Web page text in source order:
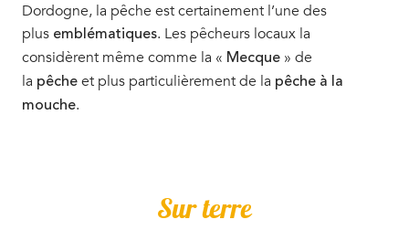
Dordogne, la pêche est certainement l’une des
plus emblématiques. Les pêcheurs locaux la
considèrent même comme la « Mecque » de
la pêche et plus particulièrement de la pêche à la
mouche.
Sur terre